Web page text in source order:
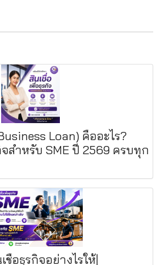
Loan) คืออะไร?
สำหรับ SME ปี 2569 ครบทุก
ชื่อธุรกิจอย่างไรให้|